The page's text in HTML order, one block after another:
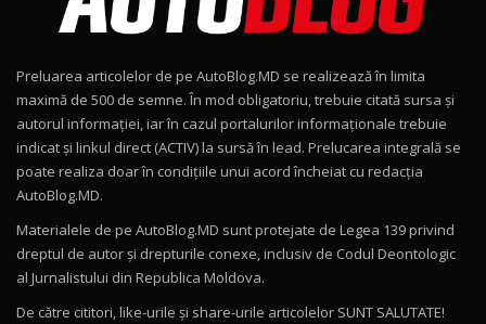
Noul Geely EX2 / Test Drive AutoBlog.MD
15:22
Mercedes-AMG E 53 HYBRID 4MATIC+ / Test
Drive AutoBlog.MD
16:27
11
Noul Volvo ES90 / Test Drive AutoBlog.MD
12
Noul MG HS / Test Drive AutoBlog.MD
16:48
Preluarea articolelor de pe AutoBlog.MD se realizează în limita
maximă de 500 de semne. În mod obligatoriu, trebuie citată sursa și
autorul informației, iar în cazul portalurilor informaționale trebuie
indicat și linkul direct (ACTIV) la sursă în lead. Prelucarea integrală se
poate realiza doar în condițiile unui acord încheiat cu redacţia
AutoBlog.MD.
Materialele de pe AutoBlog.MD sunt protejate de Legea 139 privind
dreptul de autor și drepturile conexe, inclusiv de Codul Deontologic
al Jurnalistului din Republica Moldova.
De către cititori, like-urile şi share-urile articolelor SUNT SALUTATE!